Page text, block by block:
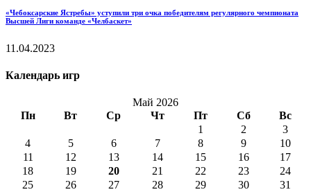
«Чебоксарские Ястребы» уступили три очка победителям регулярного чемпионата
Высшей Лиги команде «Челбаскет»
11.04.2023
Календарь игр
Май 2026
Пн
Вт Ср Чт Пт Сб Вс
1 2
3
4
5 6 7 8 9
10
11
12 13 14 15 16
17
18
19 20 21 22 23
24
25
26 27 28 29 30 31